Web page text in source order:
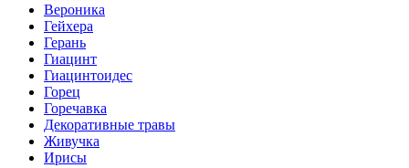
Вероника
Гейхера
Герань
Гиацинт
Гиацинтоидес
Горец
Горечавка
Декоративные травы
Живучка
Ирисы